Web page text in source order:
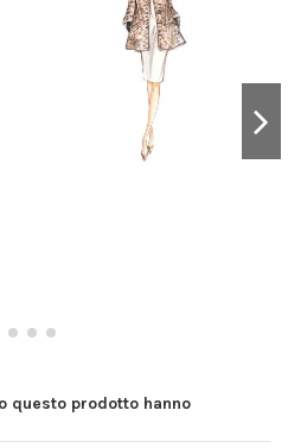
questo prodotto hanno